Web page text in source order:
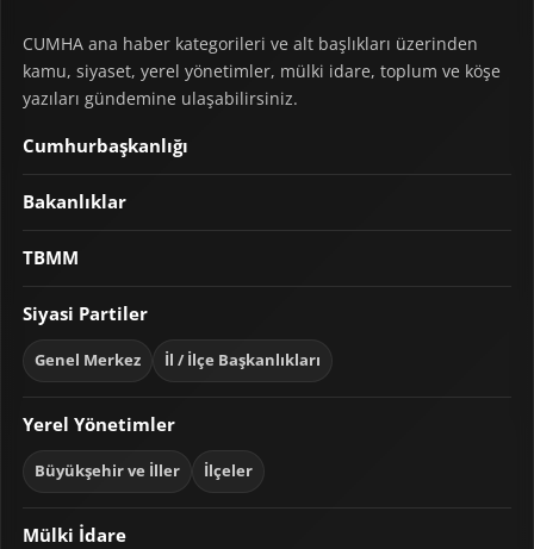
CUMHA ana haber kategorileri ve alt başlıkları üzerinden
kamu, siyaset, yerel yönetimler, mülki idare, toplum ve köşe
yazıları gündemine ulaşabilirsiniz.
Cumhurbaşkanlığı
Bakanlıklar
TBMM
Siyasi Partiler
Genel Merkez İl / İlçe Başkanlıkları
Yerel Yönetimler
Büyükşehir ve İller İlçeler
Mülki İdare